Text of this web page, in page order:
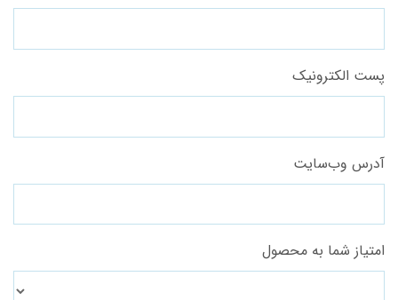
پست الکترونیک
آدرس وب‌سایت
امتیاز شما به محصول